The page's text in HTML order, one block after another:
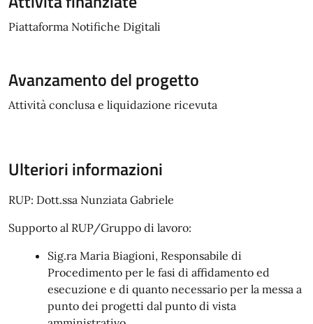
Piattaforma Notifiche Digitali
Avanzamento del progetto
Attività conclusa e liquidazione ricevuta
Ulteriori informazioni
RUP: Dott.ssa Nunziata Gabriele
Supporto al RUP/Gruppo di lavoro:
Sig.ra Maria Biagioni, Responsabile di
Procedimento per le fasi di affidamento ed
esecuzione e di quanto necessario per la messa a
punto dei progetti dal punto di vista